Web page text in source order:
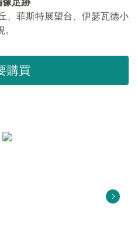
、菲斯特展望台、伊瑟瓦德小
購買